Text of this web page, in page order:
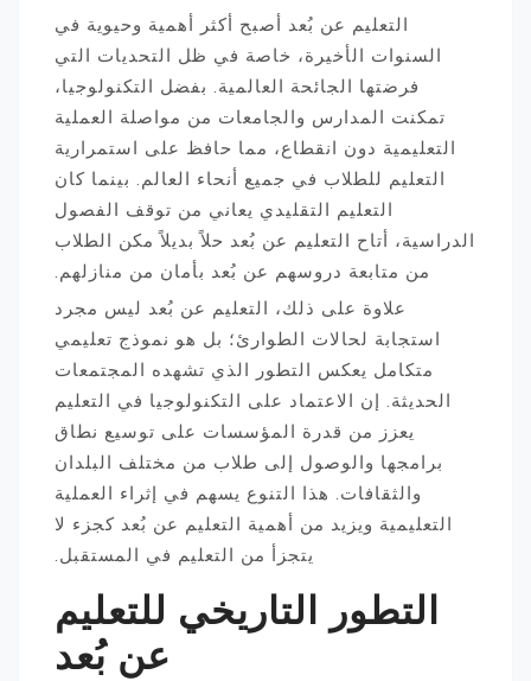
التعليم عن بُعد أصبح أكثر أهمية وحيوية في
السنوات الأخيرة، خاصة في ظل التحديات التي
فرضتها الجائحة العالمية. بفضل التكنولوجيا،
تمكنت المدارس والجامعات من مواصلة العملية
التعليمية دون انقطاع، مما حافظ على استمرارية
التعليم للطلاب في جميع أنحاء العالم. بينما كان
التعليم التقليدي يعاني من توقف الفصول
الدراسية، أتاح التعليم عن بُعد حلاً بديلاً مكن الطلاب
من متابعة دروسهم عن بُعد بأمان من منازلهم.
علاوة على ذلك، التعليم عن بُعد ليس مجرد
استجابة لحالات الطوارئ؛ بل هو نموذج تعليمي
متكامل يعكس التطور الذي تشهده المجتمعات
الحديثة. إن الاعتماد على التكنولوجيا في التعليم
يعزز من قدرة المؤسسات على توسيع نطاق
برامجها والوصول إلى طلاب من مختلف البلدان
والثقافات. هذا التنوع يسهم في إثراء العملية
التعليمية ويزيد من أهمية التعليم عن بُعد كجزء لا
يتجزأ من التعليم في المستقبل.
التطور التاريخي للتعليم
عن بُعد